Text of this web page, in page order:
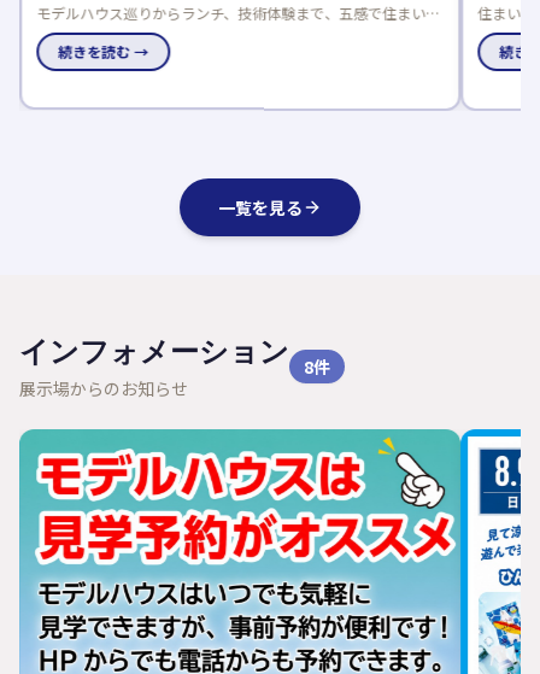
モデルハウス巡りからランチ、技術体験まで、五感で住まいを
体感できるテーマパークで、家族の理想の住まいを見つけませ
んか。続きを読む →
住まい
談でき
にもおす
続き
一覧を見る
インフォメーション
展示場からのお知らせ
8件